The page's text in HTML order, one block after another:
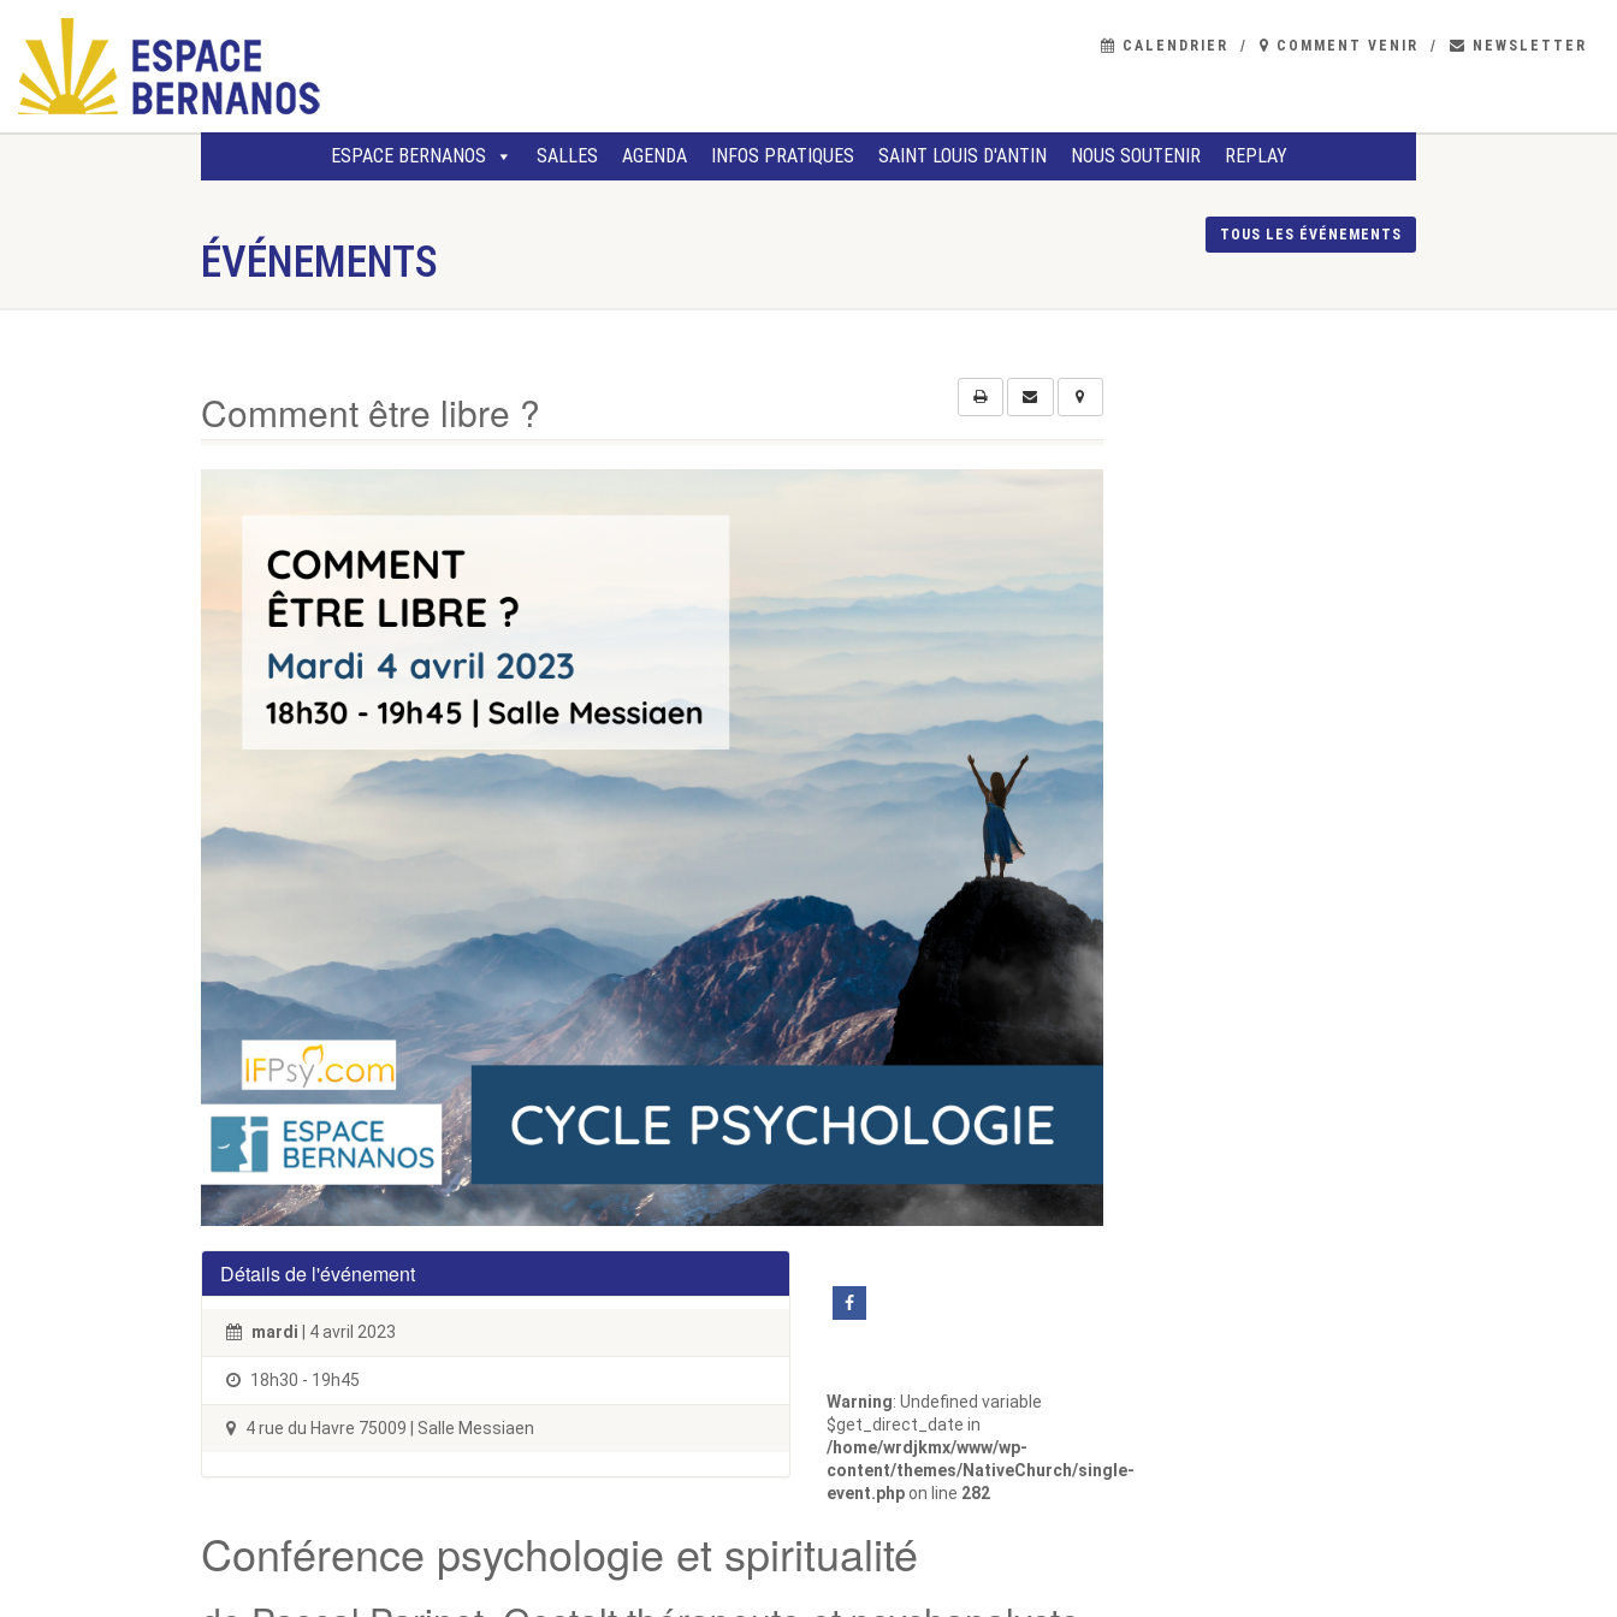
CALENDRIER COMMENT VENIR NEWSLETTER
ESPACE BERNANOS SALLES AGENDA INFOS PRATIQUES SAINT LOUIS D'ANTIN NOUS SOUTENIR REPLAY
ÉVÉNEMENTS
TOUS LES ÉVÉNEMENTS
Comment être libre ?
Détails de l'événement
mardi | 4 avril 2023
18h30 - 19h45
4 rue du Havre 75009 | Salle Messiaen
Warning: Undefined variable
$get_direct_date in
/home/wrdjkmx/www/wp-
content/themes/NativeChurch/single-
event.phpon line 282
Conférence psychologie et spiritualité